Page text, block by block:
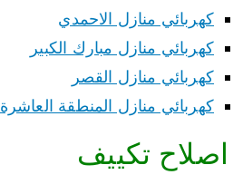
كهربائي منازل الاحمدي
كهربائي منازل مبارك الكبير
كهربائي منازل القصر
كهربائي منازل المنطقة العاشرة
اصلاح تكييف